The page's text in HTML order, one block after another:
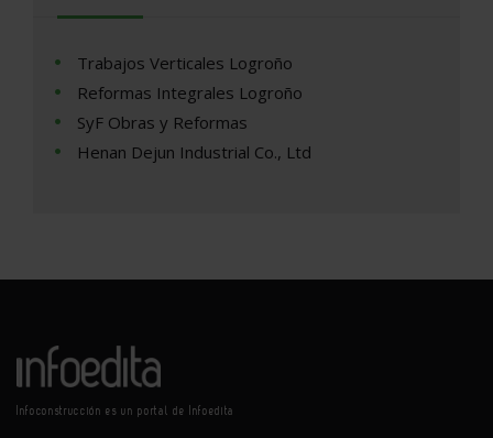
Trabajos Verticales Logroño
Reformas Integrales Logroño
SyF Obras y Reformas
Henan Dejun Industrial Co., Ltd
Infoconstrucción es un portal de Infoedita